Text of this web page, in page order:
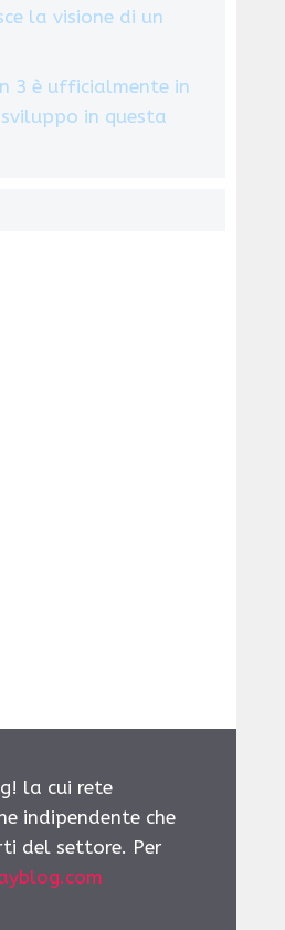
la visione di un
3 è ufficialmente in
in questa
la cui rete
indipendente che
del settore. Per